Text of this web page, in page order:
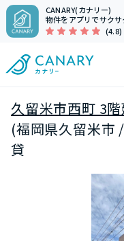
CANARY(カナリー)
物件をアプリでサクサ
(4.8)
久留米市西町 3
(福岡県久留米市
貸